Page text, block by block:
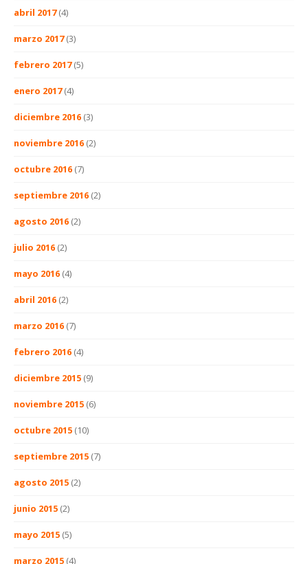
abril 2017(4)
marzo 2017(3)
febrero 2017(5)
enero 2017(4)
diciembre 2016 (3)
noviembre 2016 (2)
octubre 2016 (7)
septiembre 2016 (2)
agosto 2016 (2)
julio 2016 (2)
mayo 2016 (4)
abril 2016 (2)
marzo 2016 (7)
febrero 2016 (4)
diciembre 2015 (9)
noviembre 2015 (6)
octubre 2015 (10)
septiembre 2015 (7)
agosto 2015 (2)
junio 2015 (2)
mayo 2015 (5)
marzo 2015 (4)